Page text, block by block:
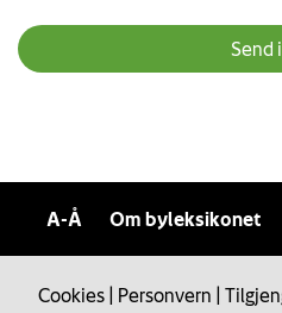
A-Å Om byleksikonet
Cookies Personvern